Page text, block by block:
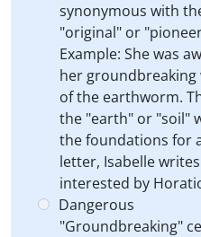
synonymous with
"original" or
Example: She was
her groundbreaking
of the earthworm.
the "earth" or "soil"
the foundations for
letter, Isabelle
interested by
Dangerous
"Groundbreaking"